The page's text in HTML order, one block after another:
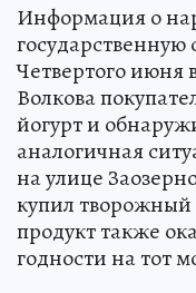
Информация о
Четвертого июня
Волкова
йогурт и
аналогичная
на улице
купил
продукт также
годности на тот